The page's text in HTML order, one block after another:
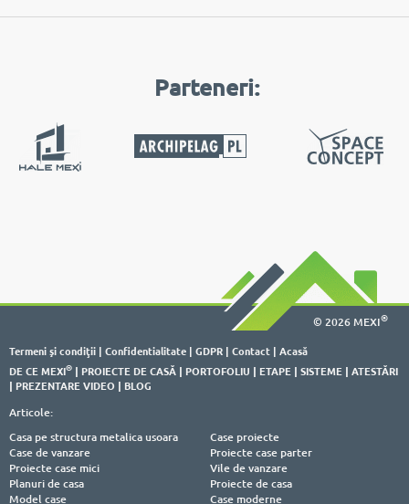
Parteneri:
© 2026 MEXI®
Termeni şi condiţii | Confidentialitate | GDPR | Contact | Acasă
DE CE MEXI® | PROIECTE DE CASĂ | PORTOFOLIU | ETAPE | SISTEME | ATESTĂRI
| PREZENTARE VIDEO | BLOG
Articole:
Casa pe structura metalica usoara
Case de vanzare
Proiecte case mici
Planuri de casa
Model case
Case proiecte
Proiecte case parter
Vile de vanzare
Proiecte de casa
Case moderne